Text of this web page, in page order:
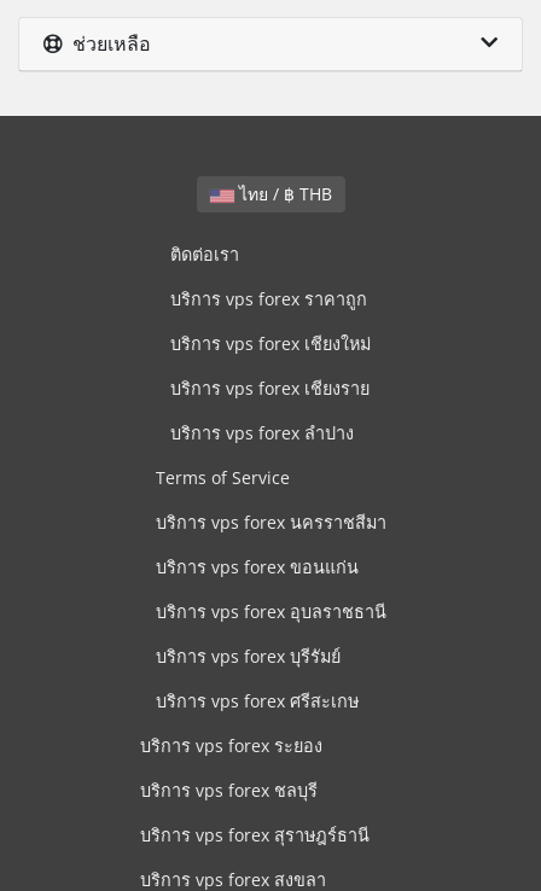
ช่วยเหลือ
ไทย / ฿ THB
ติดต่อเรา
บริการ vps forex ราคาถูก
บริการ vps forex เชียงใหม่
บริการ vps forex เชียงราย
บริการ vps forex ลำปาง
Terms of Service
บริการ vps forex นครราชสีมา
บริการ vps forex ขอนแก่น
บริการ vps forex อุบลราชธานี
บริการ vps forex บุรีรัมย์
บริการ vps forex ศรีสะเกษ
บริการ vps forex ระยอง
บริการ vps forex ชลบุรี
บริการ vps forex สุราษฎร์ธานี
บริการ vps forex สงขลา